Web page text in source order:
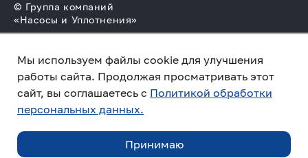
Мы используем файлы cookie для улучшения
работы сайта. Продолжая просматривать этот
сайт, вы соглашаетесь с Политикой обработки
персональных данных.
Принимаю
© Группа компаний
«Насосы и Уплотнения»
торцовых уплотнений
Политика конфиденциальности
Создано в компании
продвигать и продавать